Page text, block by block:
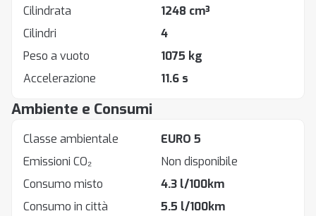
Cilindrata
1248 cm³
Cilindri
4
Peso a vuoto
1075 kg
Accelerazione
11.6 s
Ambiente e Consumi
Classe ambientale
EURO 5
Emissioni CO₂
Non disponibile
Consumo misto
4.3 l/100km
Consumo in città
5.5 l/100km